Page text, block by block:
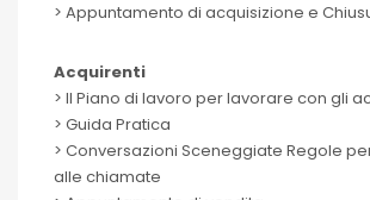
> Appuntamento di acquisizione e
Acquirenti
> Il Piano di lavoro per lavorare con gli
> Guida Pratica
> Conversazioni Sceneggiate Regole
alle chiamate